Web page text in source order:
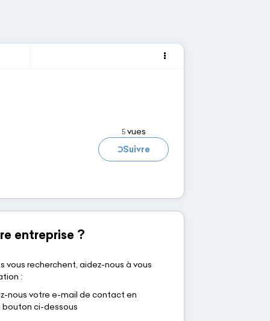
5vues
Chargement... Suivre
entreprise ?
vous recherchent, aidez-nous à vous
:
nous votre e-mail de contact en
bouton ci-dessous